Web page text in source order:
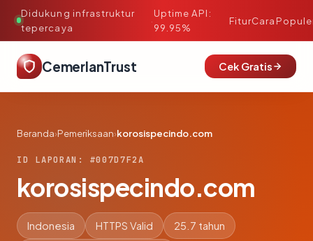
Didukung infrastruktur
tepercaya
·
Uptime API:
99.95%
FiturCara
CemerlanTrust Cek Gratis
Beranda›Pemeriksaan›korosispecindo.com
ID LAPORAN: #007D7F2A
korosispecindo.com
Indonesia HTTPS Valid 25.7 tahun